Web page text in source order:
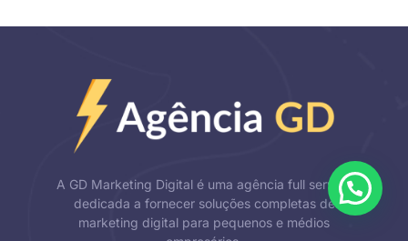
A GD Marketing Digital é uma agência full service
dedicada a fornecer soluções completas de
marketing digital para pequenos e médios